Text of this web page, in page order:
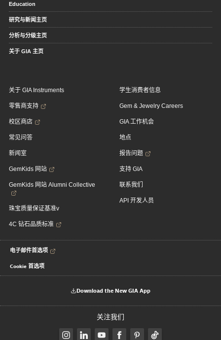
Education
研究与新闻主页
分析与分级主页
关于 GIA 主页
关于 GIA Instruments
零售商支持
校区商店
常见问答
新闻室
GemKids 网站
GemKids 网站 Alumni Collective
珠宝质量保证基准v
4C 钻石品质标准
学生消费者信息
Gem & Jewelry Careers
GIA 工作机会
地点
报告问题
支持 GIA
联系我们
API 开发人员
电子邮件首选项
Cookie 首选项
Download the New GIA App
关注我们